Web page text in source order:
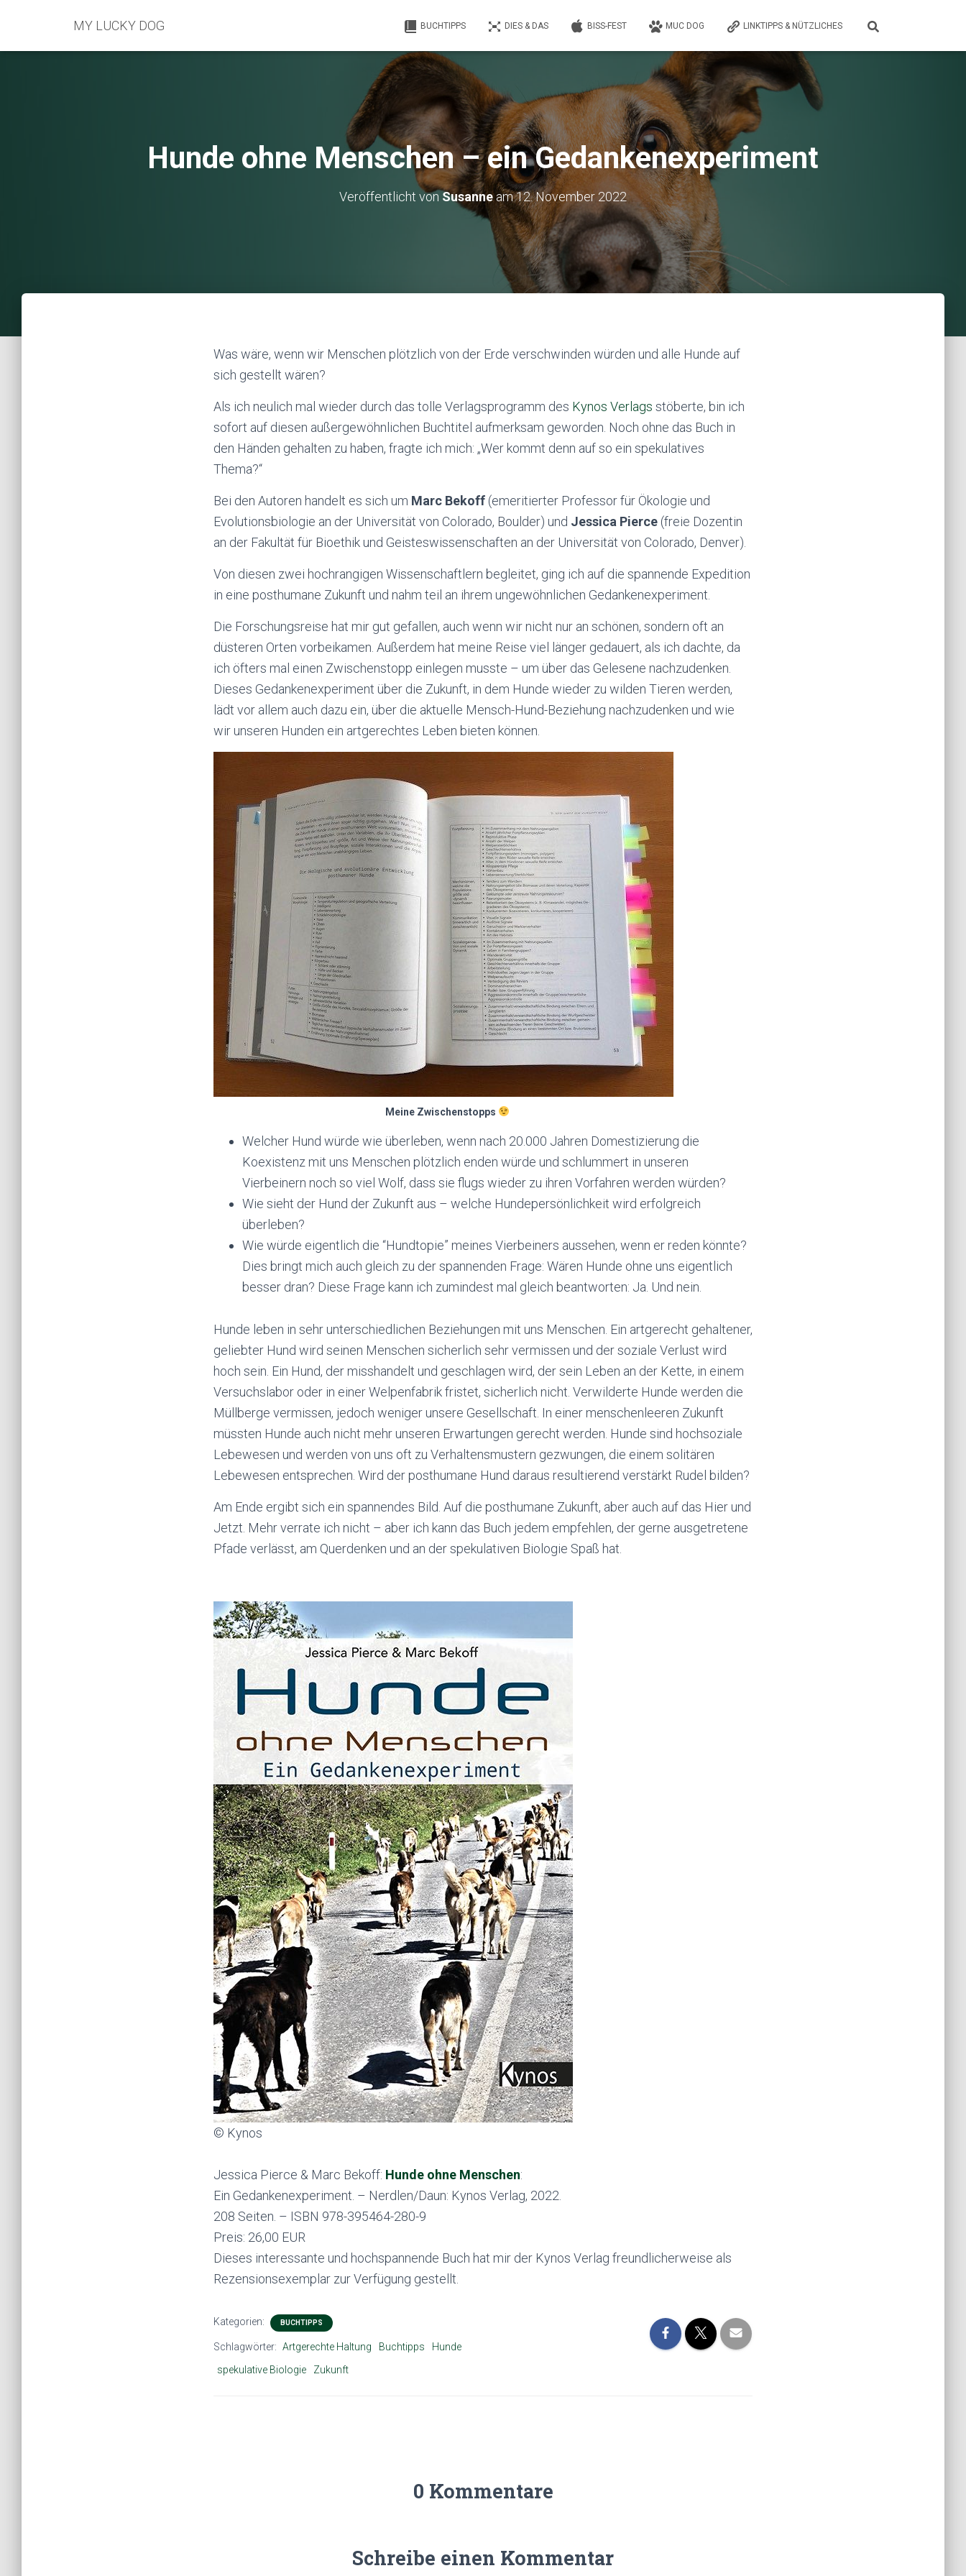
MY LUCKY DOG BUCHTIPPS DIES & DAS BISS-FEST MUC DOG LINKTIPPS & NÜTZLICHES
Hunde ohne Menschen – ein Gedankenexperiment
Veröffentlicht von Susanneam12. November 2022
Was wäre, wenn wir Menschen plötzlich von der Erde verschwinden würden und alle Hunde auf
sich gestellt wären?
Als ich neulich mal wieder durch das tolle Verlagsprogramm des Kynos Verlags stöberte, bin ich
sofort auf diesen außergewöhnlichen Buchtitel aufmerksam geworden. Noch ohne das Buch in
den Händen gehalten zu haben, fragte ich mich: „Wer kommt denn auf so ein spekulatives
Thema?“
Bei den Autoren handelt es sich um Marc Bekoff (emeritierter Professor für Ökologie und
Evolutionsbiologie an der Universität von Colorado, Boulder) und Jessica Pierce (freie Dozentin
an der Fakultät für Bioethik und Geisteswissenschaften an der Universität von Colorado, Denver).
Von diesen zwei hochrangigen Wissenschaftlern begleitet, ging ich auf die spannende Expedition
in eine posthumane Zukunft und nahm teil an ihrem ungewöhnlichen Gedankenexperiment.
Die Forschungsreise hat mir gut gefallen, auch wenn wir nicht nur an schönen, sondern oft an
düsteren Orten vorbeikamen. Außerdem hat meine Reise viel länger gedauert, als ich dachte, da
ich öfters mal einen Zwischenstopp einlegen musste – um über das Gelesene nachzudenken.
Dieses Gedankenexperiment über die Zukunft, in dem Hunde wieder zu wilden Tieren werden,
lädt vor allem auch dazu ein, über die aktuelle Mensch-Hund-Beziehung nachzudenken und wie
wir unseren Hunden ein artgerechtes Leben bieten können.
Meine Zwischenstopps
Welcher Hund würde wie überleben, wenn nach 20.000 Jahren Domestizierung die
Koexistenz mit uns Menschen plötzlich enden würde und schlummert in unseren
Vierbeinern noch so viel Wolf, dass sie flugs wieder zu ihren Vorfahren werden würden?
Wie sieht der Hund der Zukunft aus – welche Hundepersönlichkeit wird erfolgreich
überleben?
Wie würde eigentlich die “Hundtopie” meines Vierbeiners aussehen, wenn er reden könnte?
Dies bringt mich auch gleich zu der spannenden Frage: Wären Hunde ohne uns eigentlich
besser dran? Diese Frage kann ich zumindest mal gleich beantworten: Ja. Und nein.
Hunde leben in sehr unterschiedlichen Beziehungen mit uns Menschen. Ein artgerecht gehaltener,
geliebter Hund wird seinen Menschen sicherlich sehr vermissen und der soziale Verlust wird
hoch sein. Ein Hund, der misshandelt und geschlagen wird, der sein Leben an der Kette, in einem
Versuchslabor oder in einer Welpenfabrik fristet, sicherlich nicht. Verwilderte Hunde werden die
Müllberge vermissen, jedoch weniger unsere Gesellschaft. In einer menschenleeren Zukunft
müssten Hunde auch nicht mehr unseren Erwartungen gerecht werden. Hunde sind hochsoziale
Lebewesen und werden von uns oft zu Verhaltensmustern gezwungen, die einem solitären
Lebewesen entsprechen. Wird der posthumane Hund daraus resultierend verstärkt Rudel bilden?
Am Ende ergibt sich ein spannendes Bild. Auf die posthumane Zukunft, aber auch auf das Hier und
Jetzt. Mehr verrate ich nicht – aber ich kann das Buch jedem empfehlen, der gerne ausgetretene
Pfade verlässt, am Querdenken und an der spekulativen Biologie Spaß hat.
© Kynos
Jessica Pierce & Marc Bekoff: Hunde ohne Menschen:
Ein Gedankenexperiment. – Nerdlen/Daun: Kynos Verlag, 2022.
208 Seiten. – ISBN 978-395464-280-9
Preis: 26,00 EUR
Dieses interessante und hochspannende Buch hat mir der Kynos Verlag freundlicherweise als
Rezensionsexemplar zur Verfügung gestellt.
Kategorien: BUCHTIPPS
Schlagwörter: Artgerechte Haltung Buchtipps
Hunde
spekulative Biologie
Zukunft
0 Kommentare
Schreibe einen Kommentar